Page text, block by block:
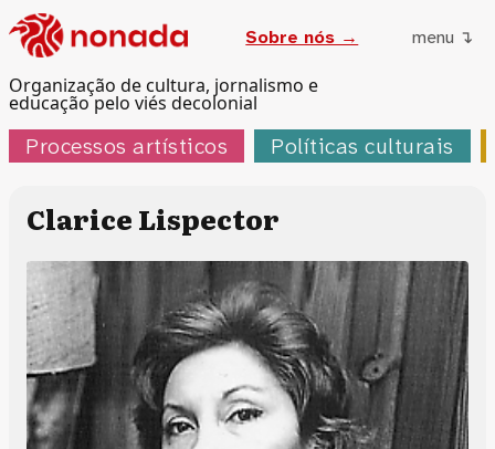
Organização de cultura, jornalismo e
educação pelo viés decolonial
Sobre nós → menu ↴
Processos artísticos Políticas culturais
Clarice Lispector